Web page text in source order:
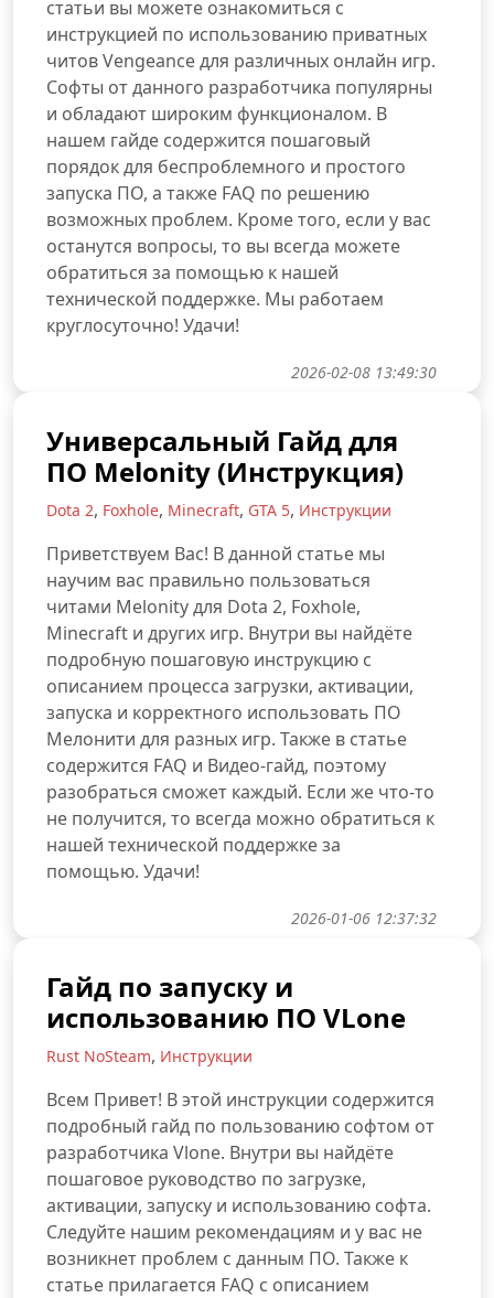
статьи вы можете ознакомиться с
инструкцией по использованию приватных
читов Vengeance для различных онлайн игр.
Софты от данного разработчика популярны
и обладают широким функционалом. В
нашем гайде содержится пошаговый
порядок для беспроблемного и простого
запуска ПО, а также FAQ по решению
возможных проблем. Кроме того, если у вас
останутся вопросы, то вы всегда можете
обратиться за помощью к нашей
технической поддержке. Мы работаем
круглосуточно! Удачи!
2026-02-08 13:49:30
Универсальный Гайд для
ПО Melonity (Инструкция)
Dota 2, Foxhole, Minecraft, GTA 5, Инструкции
Приветствуем Вас! В данной статье мы
научим вас правильно пользоваться
читами Melonity для Dota 2, Foxhole,
Minecraft и других игр. Внутри вы найдёте
подробную пошаговую инструкцию с
описанием процесса загрузки, активации,
запуска и корректного использовать ПО
Мелонити для разных игр. Также в статье
содержится FAQ и Видео-гайд, поэтому
разобраться сможет каждый. Если же что-то
не получится, то всегда можно обратиться к
нашей технической поддержке за
помощью. Удачи!
2026-01-06 12:37:32
Гайд по запуску и
использованию ПО VLone
Rust NoSteam, Инструкции
Всем Привет! В этой инструкции содержится
подробный гайд по пользованию софтом от
разработчика Vlone. Внутри вы найдёте
пошаговое руководство по загрузке,
активации, запуску и использованию софта.
Следуйте нашим рекомендациям и у вас не
возникнет проблем с данным ПО. Также к
статье прилагается FAQ с описанием